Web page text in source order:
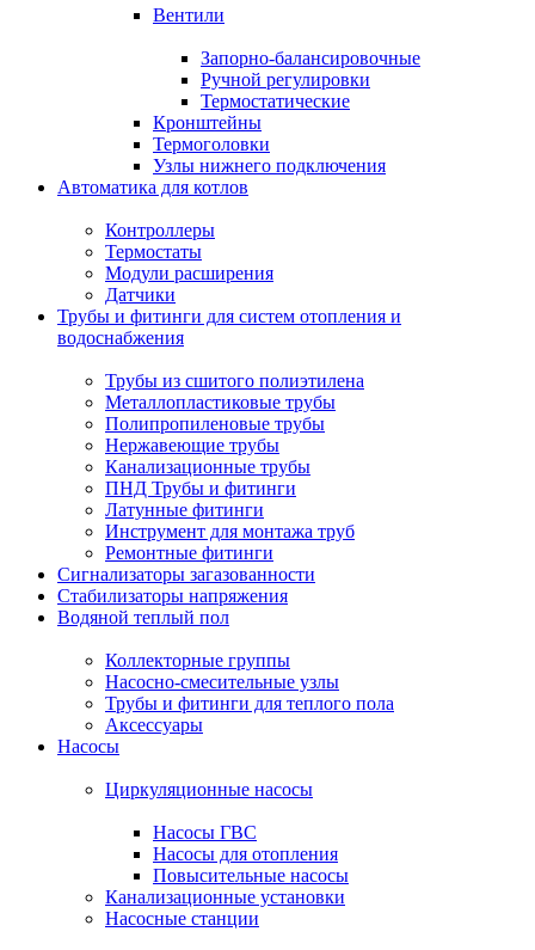
Вентили
Запорно-балансировочные
Ручной регулировки
Термостатические
Кронштейны
Термоголовки
Узлы нижнего подключения
Автоматика для котлов
Контроллеры
Термостаты
Модули расширения
Датчики
Трубы и фитинги для систем отопления и
водоснабжения
Трубы из сшитого полиэтилена
Металлопластиковые трубы
Полипропиленовые трубы
Нержавеющие трубы
Канализационные трубы
ПНД Трубы и фитинги
Латунные фитинги
Инструмент для монтажа труб
Ремонтные фитинги
Сигнализаторы загазованности
Стабилизаторы напряжения
Водяной теплый пол
Коллекторные группы
Насосно-смесительные узлы
Трубы и фитинги для теплого пола
Аксессуары
Насосы
Циркуляционные насосы
Насосы ГВС
Насосы для отопления
Повысительные насосы
Канализационные установки
Насосные станции